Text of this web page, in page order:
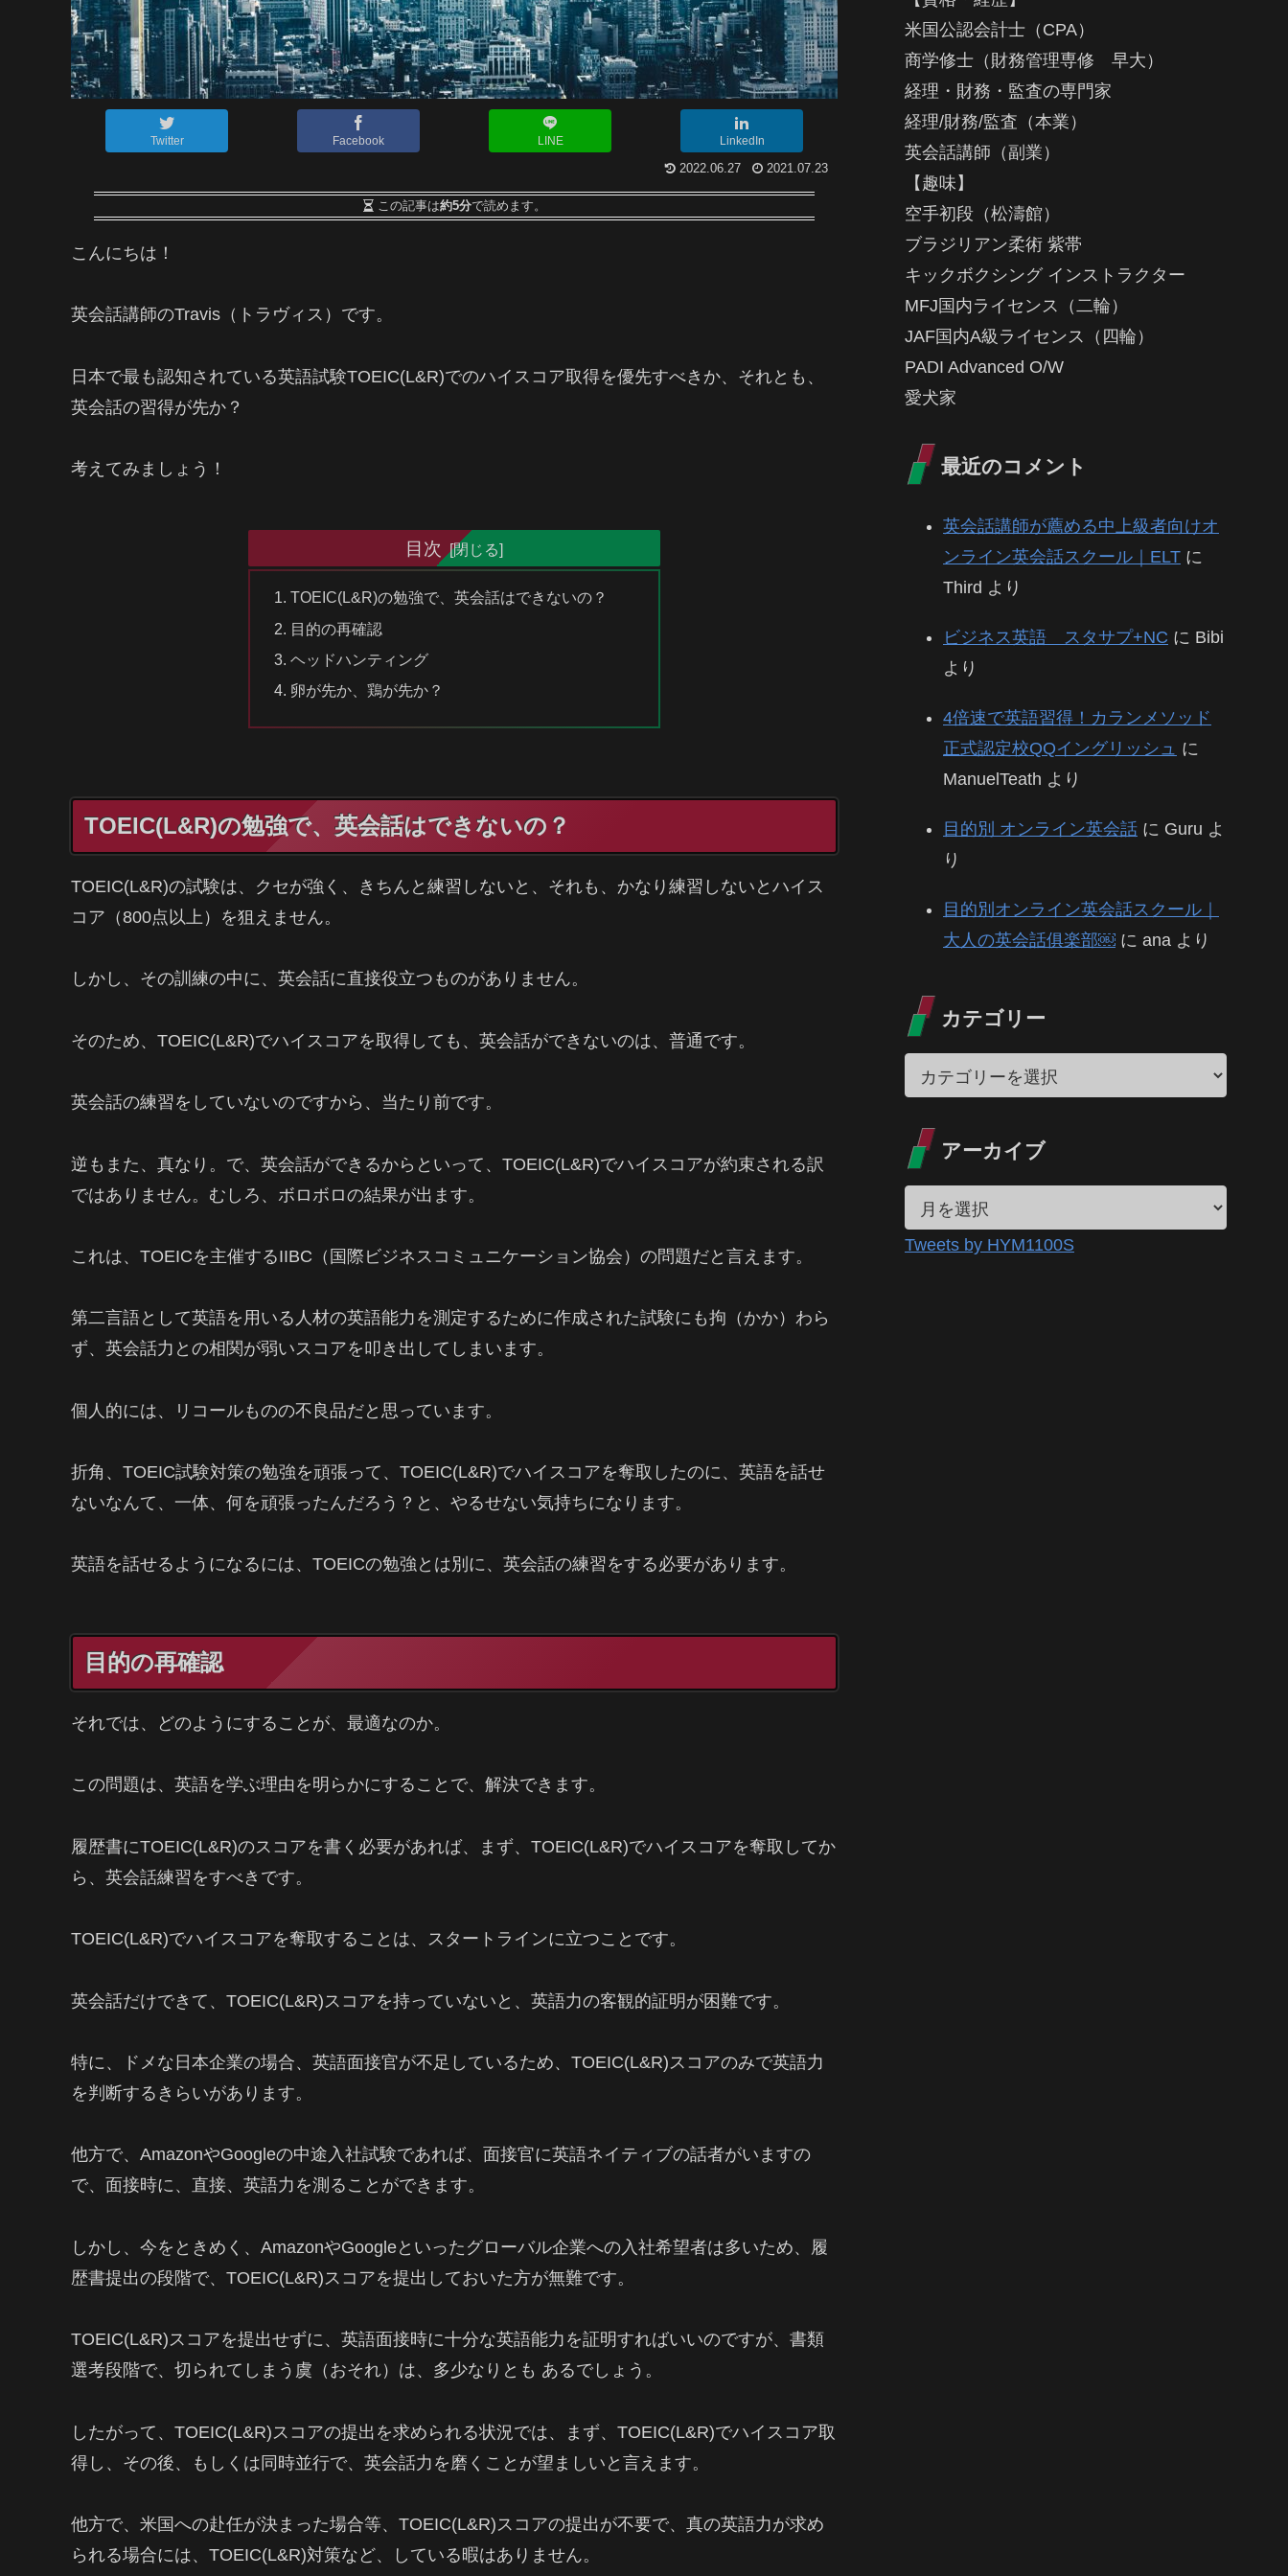
Twitter Facebook LINE LinkedIn
2022.06.27 2021.07.23
この記事は約5分で読めます。
こんにちは！
英会話講師のTravis（トラヴィス）です。
日本で最も認知されている英語試験TOEIC(L&R)でのハイスコア取得を優先すべきか、それとも、
英会話の習得が先か？
考えてみましょう！
目次
TOEIC(L&R)の勉強で、英会話はできないの？
目的の再確認
ヘッドハンティング
卵が先か、鶏が先か？
TOEIC(L&R)の勉強で、英会話はできないの？
TOEIC(L&R)の試験は、クセが強く、きちんと練習しないと、それも、かなり練習しないとハイス
コア（800点以上）を狙えません。
しかし、その訓練の中に、英会話に直接役立つものがありません。
そのため、TOEIC(L&R)でハイスコアを取得しても、英会話ができないのは、普通です。
英会話の練習をしていないのですから、当たり前です。
逆もまた、真なり。で、英会話ができるからといって、TOEIC(L&R)でハイスコアが約束される訳
ではありません。むしろ、ボロボロの結果が出ます。
これは、TOEICを主催するIIBC（国際ビジネスコミュニケーション協会）の問題だと言えます。
第二言語として英語を用いる人材の英語能力を測定するために作成された試験にも拘（かか）わら
ず、英会話力との相関が弱いスコアを叩き出してしまいます。
個人的には、リコールものの不良品だと思っています。
折角、TOEIC試験対策の勉強を頑張って、TOEIC(L&R)でハイスコアを奪取したのに、英語を話せ
ないなんて、一体、何を頑張ったんだろう？と、やるせない気持ちになります。
英語を話せるようになるには、TOEICの勉強とは別に、英会話の練習をする必要があります。
目的の再確認
それでは、どのようにすることが、最適なのか。
この問題は、英語を学ぶ理由を明らかにすることで、解決できます。
履歴書にTOEIC(L&R)のスコアを書く必要があれば、まず、TOEIC(L&R)でハイスコアを奪取してか
ら、英会話練習をすべきです。
TOEIC(L&R)でハイスコアを奪取することは、スタートラインに立つことです。
英会話だけできて、TOEIC(L&R)スコアを持っていないと、英語力の客観的証明が困難です。
特に、ドメな日本企業の場合、英語面接官が不足しているため、TOEIC(L&R)スコアのみで英語力
を判断するきらいがあります。
他方で、AmazonやGoogleの中途入社試験であれば、面接官に英語ネイティブの話者がいますの
で、面接時に、直接、英語力を測ることができます。
しかし、今をときめく、AmazonやGoogleといったグローバル企業への入社希望者は多いため、履
歴書提出の段階で、TOEIC(L&R)スコアを提出しておいた方が無難です。
TOEIC(L&R)スコアを提出せずに、英語面接時に十分な英語能力を証明すればいいのですが、書類
選考段階で、切られてしまう虞（おそれ）は、多少なりとも あるでしょう。
したがって、TOEIC(L&R)スコアの提出を求められる状況では、まず、TOEIC(L&R)でハイスコア取
得し、その後、もしくは同時並行で、英会話力を磨くことが望ましいと言えます。
他方で、米国への赴任が決まった場合等、TOEIC(L&R)スコアの提出が不要で、真の英語力が求め
られる場合には、TOEIC(L&R)対策など、している暇はありません。
米国公認会計士（CPA）
商学修士（財務管理専修 早大）
経理・財務・監査の専門家
経理/財務/監査（本業）
英会話講師（副業）
【趣味】
空手初段（松濤館）
ブラジリアン柔術 紫帯
キックボクシング インストラクター
MFJ国内ライセンス（二輪）
JAF国内A級ライセンス（四輪）
PADI Advanced O/W
愛犬家
最近のコメント
英会話講師が薦める中上級者向けオ
ンライン英会話スクール｜ELT に
Third より
ビジネス英語 スタサプ+NC に Bibi
より
4倍速で英語習得！カランメソッド
正式認定校QQイングリッシュ に
ManuelTeath より
目的別 オンライン英会話 に Guru よ
り
目的別オンライン英会話スクール｜
大人の英会話俱楽部￼ に ana より
カテゴリー
アーカイブ
Tweets by HYM1100S